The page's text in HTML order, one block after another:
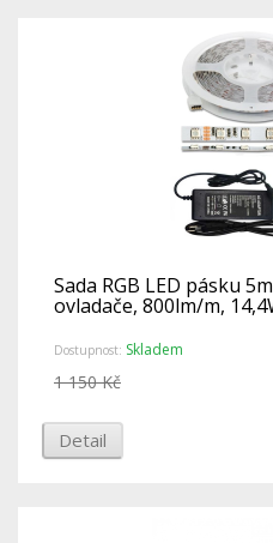
Sada RGB LED pásku
ovladače, 800lm/m,
Dostupnost: Skladem
1 150 Kč
Detail